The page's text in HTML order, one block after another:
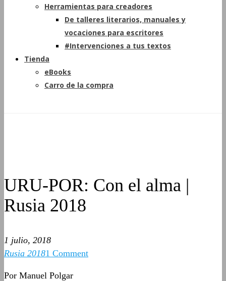
Herramientas para creadores
De talleres literarios, manuales y
vocaciones para escritores
#Intervenciones a tus textos
Tienda
eBooks
Carro de la compra
URU-POR: Con el alma |
Rusia 2018
1 julio, 2018
Rusia 20181 Comment
Por Manuel Polgar